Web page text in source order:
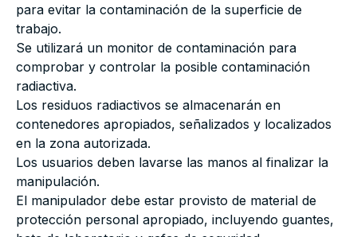
para evitar la contaminación de la superficie de
trabajo.
Se utilizará un monitor de contaminación para
comprobar y controlar la posible contaminación
radiactiva.
Los residuos radiactivos se almacenarán en
contenedores apropiados, señalizados y localizados
en la zona autorizada.
Los usuarios deben lavarse las manos al finalizar la
manipulación.
El manipulador debe estar provisto de material de
protección personal apropiado, incluyendo guantes,